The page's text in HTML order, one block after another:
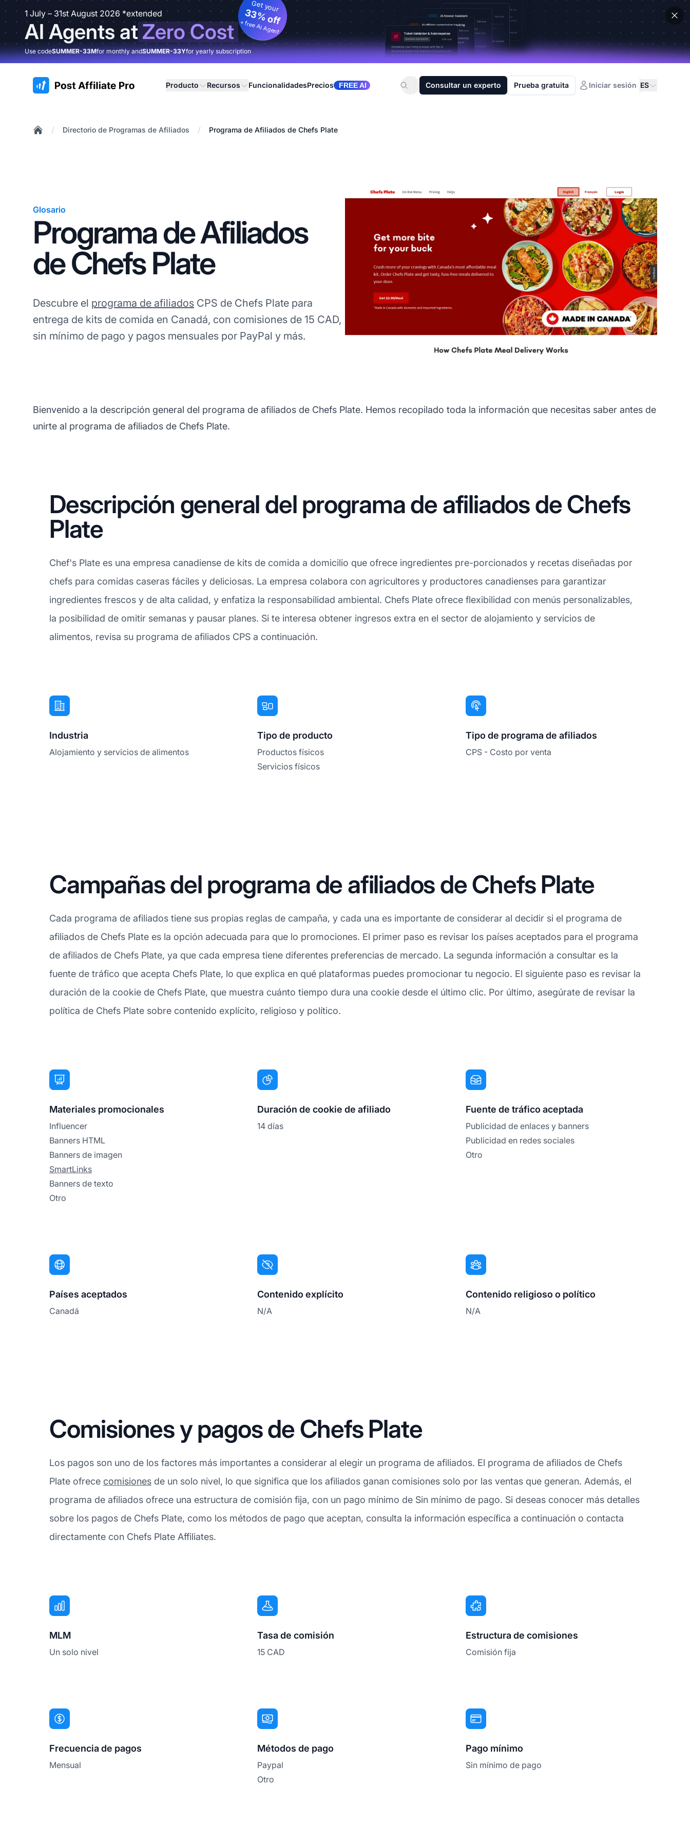
1 July – 31st August 2026 *extended
AI Agents atZero Cost
Get your
33% off
+ free AI Agent
Use codeSUMMER-33Mfor monthly andSUMMER-33Yfor yearly subscription
:site.title Producto Recursos FuncionalidadesPrecios FREE AI Consultar un experto Prueba gratuita Iniciar sesión ES
/ Directorio de Programas de Afiliados / Programa de Afiliados de Chefs Plate
Glosario
Programa de Afiliados
de Chefs Plate
Descubre el programa de afiliados CPS de Chefs Plate para
entrega de kits de comida en Canadá, con comisiones de 15 CAD,
sin mínimo de pago y pagos mensuales por PayPal y más.
Bienvenido a la descripción general del programa de afiliados de Chefs Plate. Hemos recopilado toda la información que necesitas saber antes de
unirte al programa de afiliados de Chefs Plate.
Descripción general del programa de afiliados de Chefs
Plate
Chef's Plate es una empresa canadiense de kits de comida a domicilio que ofrece ingredientes pre-porcionados y recetas diseñadas por
chefs para comidas caseras fáciles y deliciosas. La empresa colabora con agricultores y productores canadienses para garantizar
ingredientes frescos y de alta calidad, y enfatiza la responsabilidad ambiental. Chefs Plate ofrece flexibilidad con menús personalizables,
la posibilidad de omitir semanas y pausar planes. Si te interesa obtener ingresos extra en el sector de alojamiento y servicios de
alimentos, revisa su programa de afiliados CPS a continuación.
Industria
Alojamiento y servicios de alimentos
Tipo de producto
Productos físicos
Servicios físicos
Tipo de programa de afiliados
CPS - Costo por venta
Campañas del programa de afiliados de Chefs Plate
Cada programa de afiliados tiene sus propias reglas de campaña, y cada una es importante de considerar al decidir si el programa de
afiliados de Chefs Plate es la opción adecuada para que lo promociones. El primer paso es revisar los países aceptados para el programa
de afiliados de Chefs Plate, ya que cada empresa tiene diferentes preferencias de mercado. La segunda información a consultar es la
fuente de tráfico que acepta Chefs Plate, lo que explica en qué plataformas puedes promocionar tu negocio. El siguiente paso es revisar la
duración de la cookie de Chefs Plate, que muestra cuánto tiempo dura una cookie desde el último clic. Por último, asegúrate de revisar la
política de Chefs Plate sobre contenido explícito, religioso y político.
Materiales promocionales
Influencer
Banners HTML
Banners de imagen
SmartLinks
Banners de texto
Otro
Duración de cookie de afiliado
14 días
Fuente de tráfico aceptada
Publicidad de enlaces y banners
Publicidad en redes sociales
Otro
Países aceptados
Canadá
Contenido explícito
N/A
Contenido religioso o político
N/A
Comisiones y pagos de Chefs Plate
Los pagos son uno de los factores más importantes a considerar al elegir un programa de afiliados. El programa de afiliados de Chefs
Plate ofrece comisiones de un solo nivel, lo que significa que los afiliados ganan comisiones solo por las ventas que generan. Además, el
programa de afiliados ofrece una estructura de comisión fija, con un pago mínimo de Sin mínimo de pago. Si deseas conocer más detalles
sobre los pagos de Chefs Plate, como los métodos de pago que aceptan, consulta la información específica a continuación o contacta
directamente con Chefs Plate Affiliates.
MLM
Un solo nivel
Tasa de comisión
15 CAD
Estructura de comisiones
Comisión fija
Frecuencia de pagos
Mensual
Métodos de pago
Paypal
Otro
Pago mínimo
Sin mínimo de pago